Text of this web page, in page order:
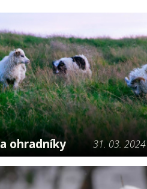
ohradníky 31. 03. 2024